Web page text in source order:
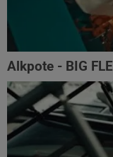
Alkpote - BIG